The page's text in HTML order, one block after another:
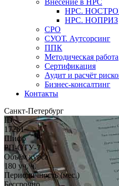
Внесение в НРС
НРС.
НРС. НОПРИЗ
СРО
СУОТ. Аутсорсинг
ППК
Методическая работа
Сертификация
Аудит и расчёт
Бизнес-консалтинг
Контакты
Санкт-Петербург
ID
17261
Шифр
РП-ОТУ-7
Объём курса
180 уч. ч.
Периодичность (мес.)
Бессрочно